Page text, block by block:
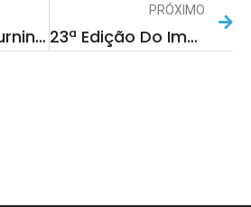
Album Dos Turning Point Band Apresentado No Sábado
PRÓXIMO
23ª Edição Do Imaginarius Com A “liberdade Que Sucede Ao Sonho”